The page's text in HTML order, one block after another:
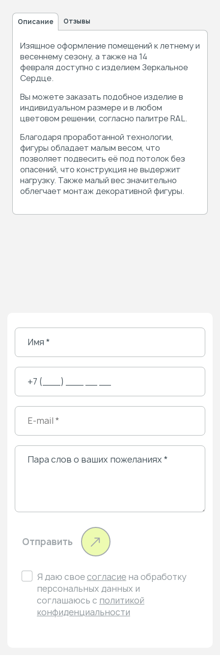
Описание Отзывы
Изящное оформление помещений к летнему и
весеннему сезону, а также на 14
февраля доступно с изделием Зеркальное
Сердце.
Вы можете заказать подобное изделие в
индивидуальном размере и в любом
цветовом решении, согласно палитре RAL.
Благодаря проработанной технологии,
фигуры обладает малым весом, что
позволяет подвесить её под потолок без
опасений, что конструкция не выдержит
нагрузку. Также малый вес значительно
облегчает монтаж декоративной фигуры.
Отправить
Я даю своесогласие на обработку
персональных данных и
соглашаюсь с политикой
конфиденциальности